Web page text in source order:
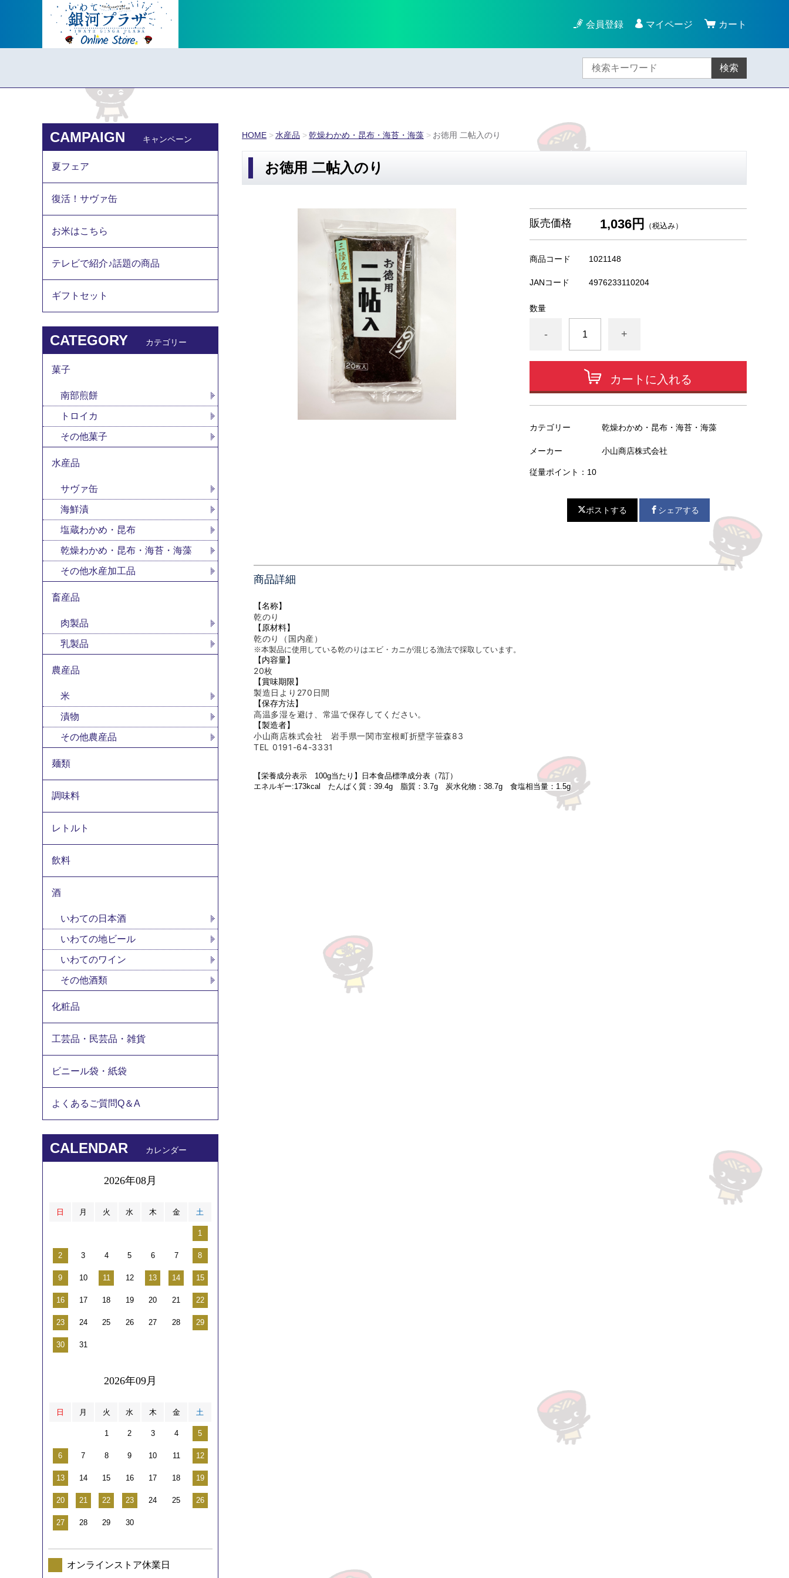
会員登録 マイページ カート
検索
HOME 水産品 乾燥わかめ・昆布・海苔・海藻 お徳用 二帖入のり
お徳用 二帖入のり
販売価格 1,036円 （税込み）
商品コード 1021148
JANコード 4976233110204
数量
- +
カートに入れる
カテゴリー 乾燥わかめ・昆布・海苔・海藻
メーカー 小山商店株式会社
従量ポイント：10
ポストする シェアする
商品詳細
【名称】
乾のり
【原材料】
乾のり（国内産）
※本製品に使用している乾のりはエビ・カニが混じる漁法で採取しています。
【内容量】
20枚
【賞味期限】
製造日より270日間
【保存方法】
高温多湿を避け、常温で保存してください。
【製造者】
小山商店株式会社 岩手県一関市室根町折壁字笹森83
TEL 0191-64-3331
【栄養成分表示 100g当たり 】日本食品標準成分表（7訂）
エネルギー:173kcal たんぱく質：39.4g 脂質：3.7g 炭水化物：38.7g 食塩相当量：1.5g
CAMPAIGN キャンペーン
夏フェア
復活！サヴァ缶
お米はこちら
テレビで紹介♪話題の商品
ギフトセット
CATEGORY カテゴリー
菓子
南部煎餅
トロイカ
その他菓子
水産品
サヴァ缶
海鮮漬
塩蔵わかめ・昆布
乾燥わかめ・昆布・海苔・海藻
その他水産加工品
畜産品
肉製品
乳製品
農産品
米
漬物
その他農産品
麺類
調味料
レトルト
飲料
酒
いわての日本酒
いわての地ビール
いわてのワイン
その他酒類
化粧品
工芸品・民芸品・雑貨
ビニール袋・紙袋
よくあるご質問Q＆A
CALENDAR カレンダー
2026年08月
日 月 火 水 木 金 土
1
2 3 4 5 6 7 8
9 10 11 12 13 14 15
16 17 18 19 20 21 22
23 24 25 26 27 28 29
30 31
2026年09月
日 月 火 水 木 金 土
1 2 3 4 5
6 7 8 9 10 11 12
13 14 15 16 17 18 19
20 21 22 23 24 25 26
27 28 29 30
オンラインストア休業日